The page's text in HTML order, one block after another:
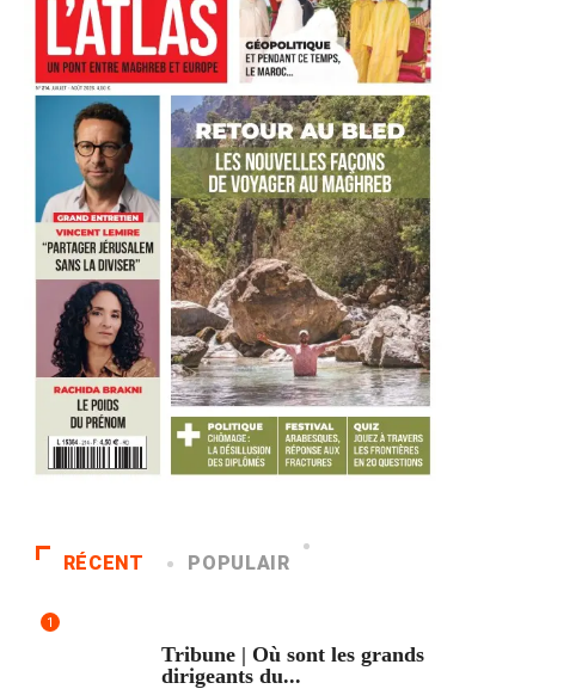
RÉCENT POPULAIR
1
Tribune | Où sont les grands
dirigeants du...